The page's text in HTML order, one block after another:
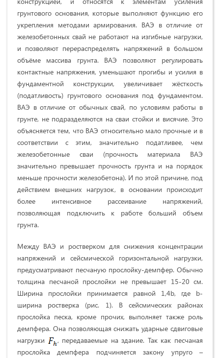
грунтового основания, которые выполняют функцию его
укрепления методами армирования. ВАЭ в отличие от
железобетонных свай не работают на изгибные нагрузки,
и позволяют перераспределять напряжений в большом
объёме массива грунта. ВАЭ позволяют регулировать
контактные напряжения, уменьшают прогибы и усилия в
фундаментной конструкции, увеличивает жёсткость
(податливость) грунтового основания под фундаментом.
ВАЭ в отличие от обычных свай, по условиям работы в
грунте, не подразделяются на сваи стойки и висячие. Это
объясняется тем, что ВАЭ относительно мало прочные и в
соответствии с этим, значительно податливее, чем
железобетонные сваи (прочность материала ВАЭ
значительно превышает прочность грунта и на порядок
меньше прочности железобетона). И по этой причине, под
действием внешних нагрузок, в основании происходит
более интенсивное рассеивание напряжений,
позволяющая подключить к работе больший объем
грунта.
Между ВАЭ и ростверком для снижения концентрации
напряжений и сейсмической горизонтальной нагрузки,
предусматривают песчаную прослойку-демпфер. Обычно
толщина песчаной прослойки не превышает 15-20 см.
Ширина прослойки принимается равной 1,4b, где b-
ширина ростверка (рис. 1). В сейсмических районах
прослойка песка, кроме прочих, выполняет также роль
демпфера. Она позволяющая снижать ударные сдвиговые
нагрузки
, передаваемые на здание. Так как песчаная
прослойка демпфера подчиняется закону упруго –